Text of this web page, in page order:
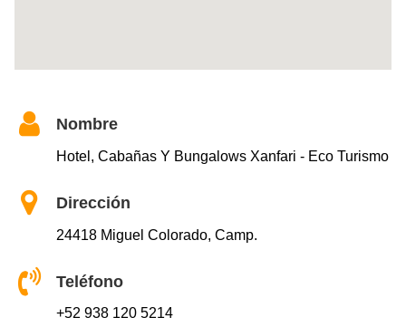
Nombre
Hotel, Cabañas Y Bungalows Xanfari - Eco Turismo
Dirección
24418 Miguel Colorado, Camp.
Teléfono
+52 938 120 5214